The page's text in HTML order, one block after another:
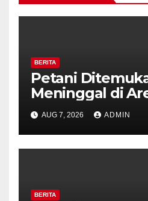
BERITA
Petani
Meninggal di
Persawahan
Pastikan Tidak
Kekerasan
AUG 7, 2026 ADMIN
BERITA